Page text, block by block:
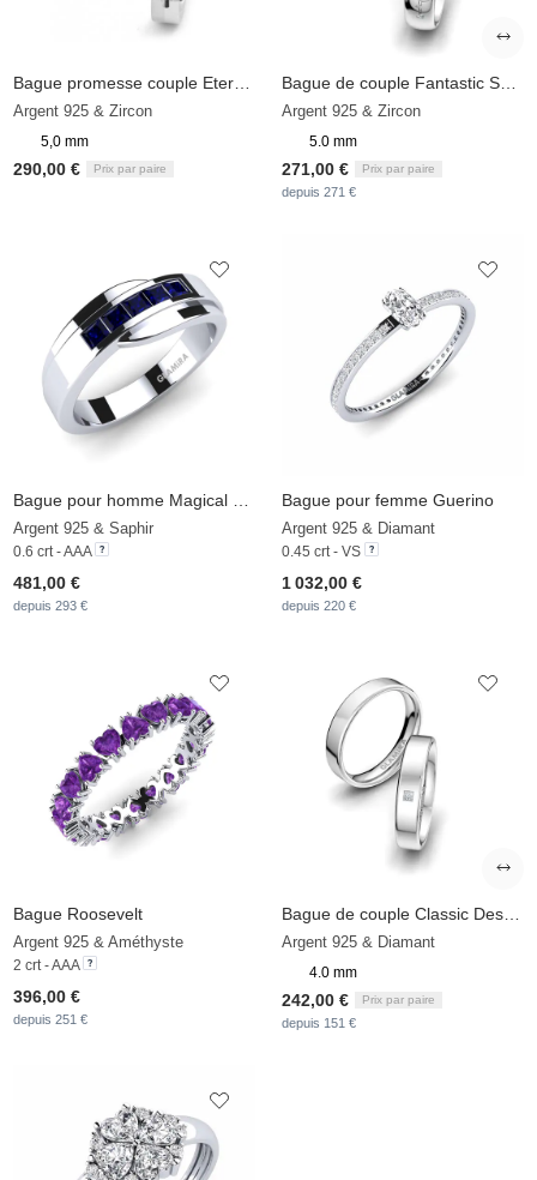
Argent 925 & Zircon
5,0 mm
290,00 € Prix par paire
Argent 925 & Zircon
5.0 mm
271,00 € Prix par paire
depuis 271 €
Argent 925 & Saphir
0.6 crt - AAA
481,00 €
depuis 293 €
Bague pour femme Guerino
Argent 925 & Diamant
0.45 crt - VS
1 032,00 €
depuis 220 €
Bague Roosevelt
Argent 925 & Améthyste
2 crt - AAA
396,00 €
depuis 251 €
Argent 925 & Diamant
4.0 mm
242,00 € Prix par paire
depuis 151 €